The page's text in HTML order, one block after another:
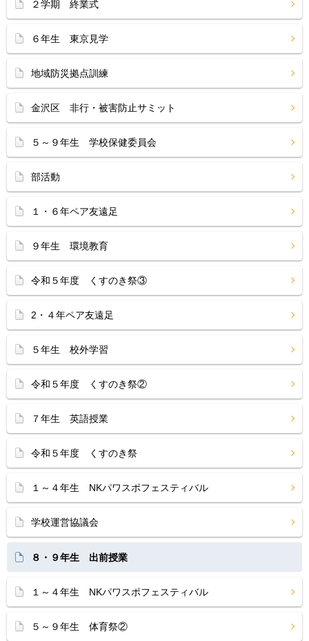
２学期 終業式
６年生 東京見学
地域防災拠点訓練
金沢区 非行・被害防止サミット
５～９年生 学校保健委員会
部活動
１・６年ペア友遠足
９年生 環境教育
令和５年度 くすのき祭③
2・４年ペア友遠足
５年生 校外学習
令和５年度 くすのき祭②
７年生 英語授業
令和５年度 くすのき祭
１～４年生 NKパワスポフェスティバル
学校運営協議会
８・９年生 出前授業
１～４年生 NKパワスポフェスティバル
５～９年生 体育祭②